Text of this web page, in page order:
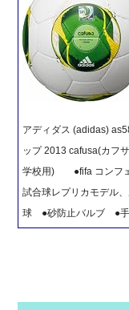
アディダス (adidas)
ップ 2013 cafusa(カ
学校用) ●fifa コンフェ
試合球レプリカモデル
球 ●砂防止バルブ ●